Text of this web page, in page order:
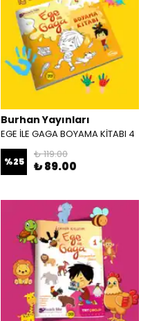
Burhan Yayınları
EGE İLE GAGA BOYAMA KİTABI 4
%25
₺ 119.00
₺ 89.00